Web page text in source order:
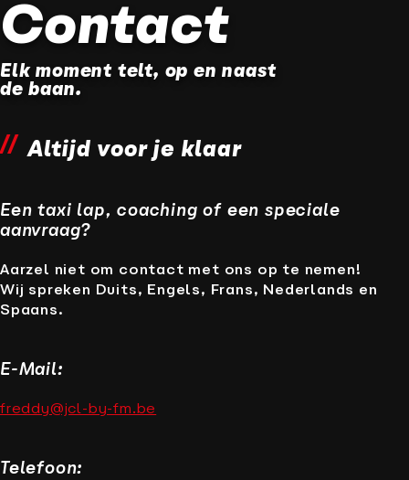
Contact
Elk moment telt, op en naast
de baan.
Altijd voor je klaar
Een taxi lap, coaching of een speciale
aanvraag?
Aarzel niet om contact met ons op te nemen!
Wij spreken Duits, Engels, Frans, Nederlands en
Spaans.
E-Mail:
freddy@jcl-by-fm.be
Telefoon: